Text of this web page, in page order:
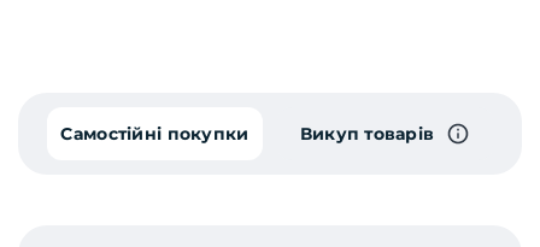
Самостійні покупки Викуп товарів